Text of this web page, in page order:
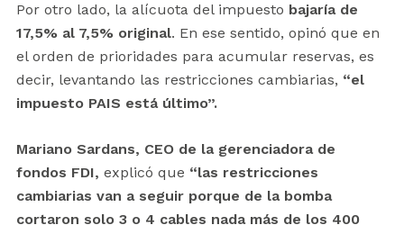
Por otro lado, la alícuota del impuesto bajaría de
17,5% al 7,5% original. En ese sentido, opinó que en
el orden de prioridades para acumular reservas, es
decir, levantando las restricciones cambiarias, “el
impuesto PAIS está último”.
Mariano Sardans, CEO de la gerenciadora de
fondos FDI, explicó que “las restricciones
cambiarias van a seguir porque de la bomba
cortaron solo 3 o 4 cables nada más de los 400